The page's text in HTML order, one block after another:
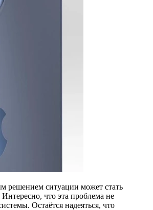
решением ситуации может стать
что эта проблема не
Остаётся надеяться, что